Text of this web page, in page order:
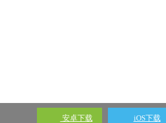
安卓下载 iOS下载